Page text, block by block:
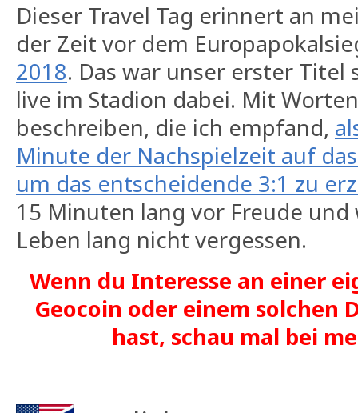
Dieser Travel Tag erinnert an
der Zeit vor dem
2018. Das war unser erster Titel
live im Stadion dabei. Mit
beschreiben, die ich empfand,
Minute der Nachspielzeit auf
um das entscheidende 3:1 zu
15 Minuten lang vor Freude
Leben lang nicht vergessen.
Wenn du Interesse an einer
Geocoin oder einem solchen
hast, schau mal bei